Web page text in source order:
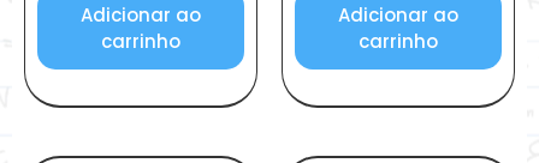
Adicionar ao
carrinho
Adicionar ao
carrinho